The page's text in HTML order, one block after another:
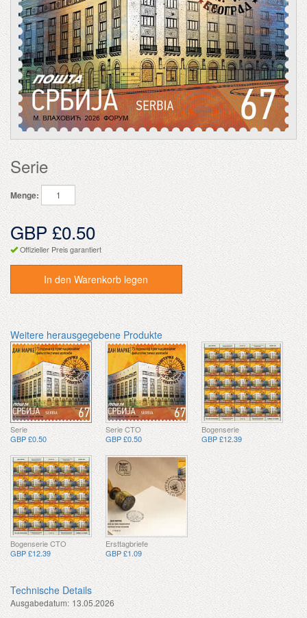
Serie
Menge:
GBP £0.50
Offizieller Preis garantiert
In den Warenkorb legen
Weitere herausgegebene Produkte
Serie
GBP £0.50
Serie CTO
GBP £0.50
Bogenserie
GBP £12.39
Bogenserie CTO
GBP £12.39
Ersttagbriefe
GBP £1.09
Technische Details
Ausgabedatum: 13.05.2026